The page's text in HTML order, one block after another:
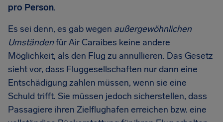
pro Person.
Es sei denn, es gab wegen außergewöhnlichen
Umständenfür Air Caraibes keine andere
Möglichkeit, als den Flug zu annullieren. Das Gesetz
sieht vor, dass Fluggesellschaften nur dann eine
Entschädigung zahlen müssen, wenn sie eine
Schuld trifft. Sie müssen jedoch sicherstellen, dass
Passagiere ihren Zielflughafen erreichen bzw. eine